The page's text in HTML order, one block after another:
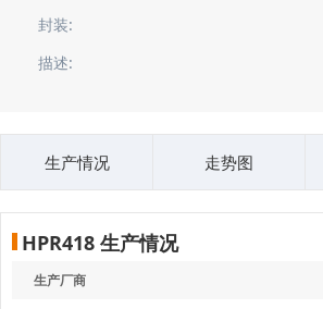
封装:
描述:
生产情况 走势图
HPR418 生产情况
生产厂商